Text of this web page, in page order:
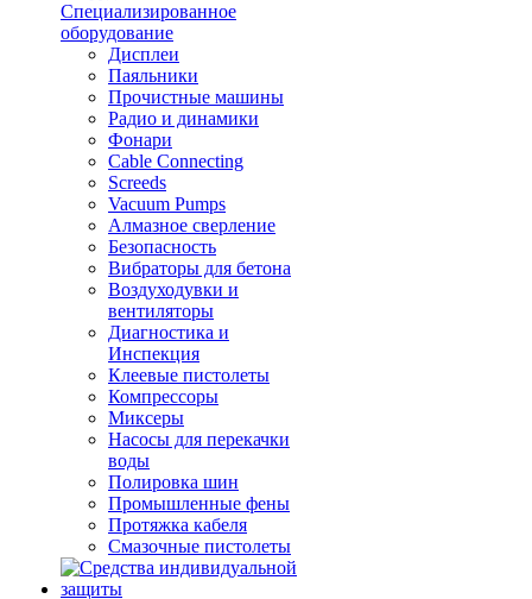
Специализированное
оборудование
Дисплеи
Паяльники
Прочистные машины
Радио и динамики
Фонари
Cable Connecting
Screeds
Vacuum Pumps
Алмазное сверление
Безопасность
Вибраторы для бетона
Воздуходувки и
вентиляторы
Диагностика и
Инспекция
Клеевые пистолеты
Компрессоры
Миксеры
Насосы для перекачки
воды
Полировка шин
Промышленные фены
Протяжка кабеля
Смазочные пистолеты